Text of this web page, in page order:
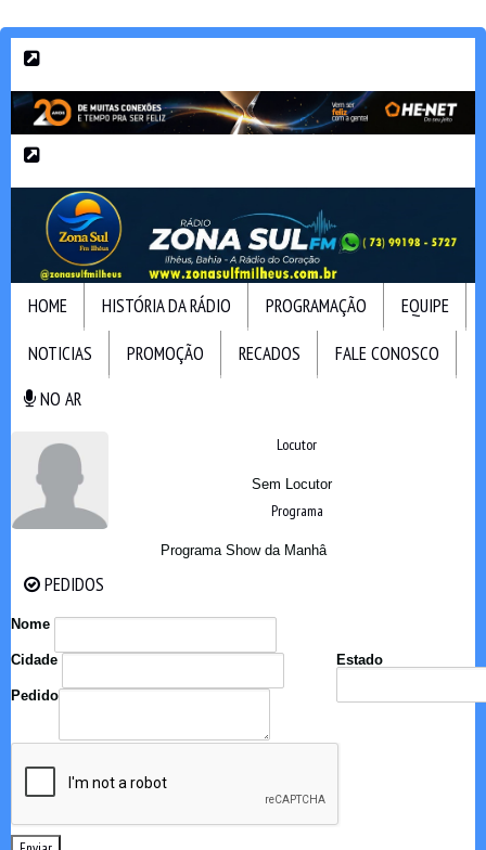
HOME HISTÓRIA DA RÁDIO PROGRAMAÇÃO
EQUIPE
NOTICIAS
PROMOÇÃO RECADOS
FALE CONOSCO
NO AR
Locutor
Sem Locutor
Programa
Programa Show da Manhâ
PEDIDOS
Nome
Cidade Estado
Pedido